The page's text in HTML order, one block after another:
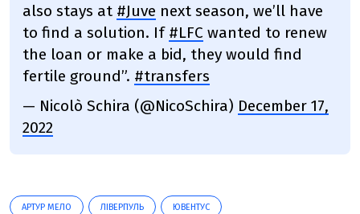
also stays at #Juve next season, we’ll have
to find a solution. If #LFC wanted to renew
the loan or make a bid, they would find
fertile ground”. #transfers
— Nicolò Schira (@NicoSchira) December 17,
2022
АРТУР МЕЛО ЛІВЕРПУЛЬ ЮВЕНТУС